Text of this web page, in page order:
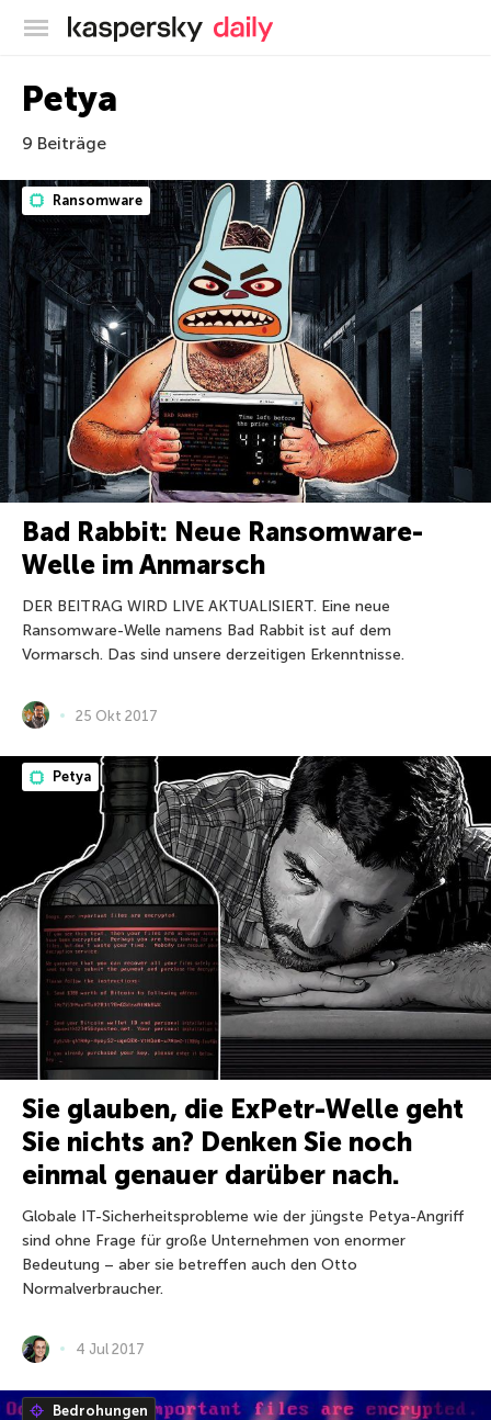
Offizieller Blog von Kaspersky
Petya
9 Beiträge
Ransomware
Bad Rabbit: Neue Ransomware-
Welle im Anmarsch
DER BEITRAG WIRD LIVE AKTUALISIERT. Eine neue
Ransomware-Welle namens Bad Rabbit ist auf dem
Vormarsch. Das sind unsere derzeitigen Erkenntnisse.
25 Okt 2017
Petya
Sie glauben, die ExPetr-Welle geht
Sie nichts an? Denken Sie noch
einmal genauer darüber nach.
Globale IT-Sicherheitsprobleme wie der jüngste Petya-Angriff
sind ohne Frage für große Unternehmen von enormer
Bedeutung – aber sie betreffen auch den Otto
Normalverbraucher.
4 Jul 2017
Bedrohungen